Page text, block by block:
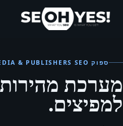
SEOH
ספוק MEDIA & PUBLISHERS SEO
מערכת
למפיצים.